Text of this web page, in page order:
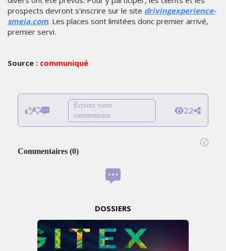
prospects devront s’inscrire sur le site drivingexperience-
smeia.com. Les places sont limitées donc premier arrivé,
premier servi.
Source : communiqué
Écrivez votre
commentaire
22
Commentaires (0)
DOSSIERS